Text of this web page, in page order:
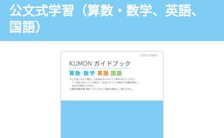
公文式学習（算数・数学、英語、
国語）